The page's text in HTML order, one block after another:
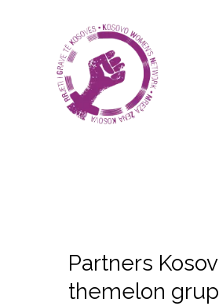
Partners
themelon